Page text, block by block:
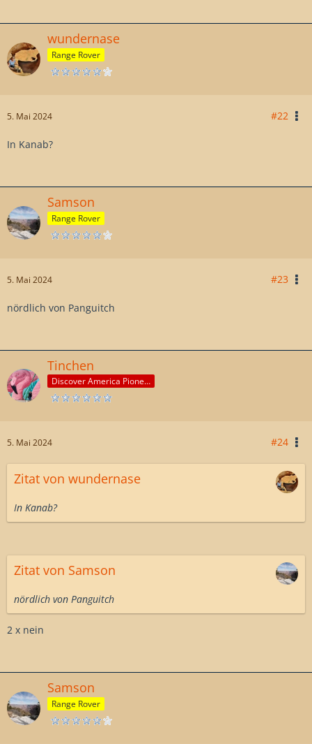
wundernase
Range Rover
5. Mai 2024 #22
In Kanab?
Samson
Range Rover
5. Mai 2024 #23
nördlich von Panguitch
Tinchen
Discover America Pioneer
5. Mai 2024 #24
Zitat von wundernase
In Kanab?
Zitat von Samson
nördlich von Panguitch
2 x nein
Samson
Range Rover